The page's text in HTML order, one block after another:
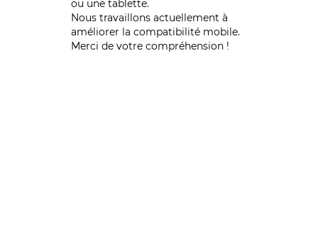
ou une tablette.
Nous travaillons actuellement à
améliorer la compatibilité mobile.
Merci de votre compréhension !